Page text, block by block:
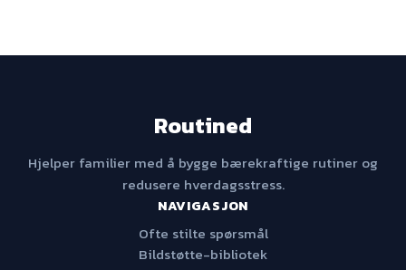
Routined
Hjelper familier med å bygge bærekraftige rutiner og
redusere hverdagsstress.
NAVIGASJON
Ofte stilte spørsmål
Bildstøtte-bibliotek